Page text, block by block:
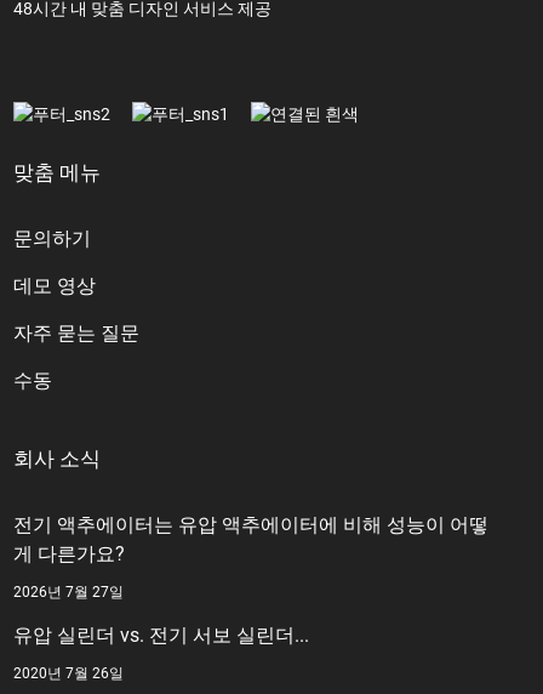
48시간 내 맞춤 디자인 서비스 제공
맞춤 메뉴
문의하기
데모 영상
자주 묻는 질문
수동
회사 소식
전기 액추에이터는 유압 액추에이터에 비해 성능이 어떻
게 다른가요?
2026년 7월 27일
유압 실린더 vs. 전기 서보 실린더...
2020년 7월 26일